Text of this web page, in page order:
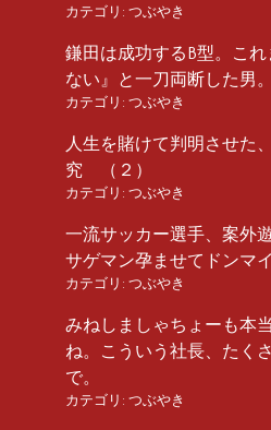
カテゴリ: つぶやき
鎌田は成功するB型。こ
ない』と一刀両断した男。
カテゴリ: つぶやき
人生を賭けて判明させた
究 （２）
カテゴリ: つぶやき
一流サッカー選手、案外
サゲマン孕ませてドンマ
カテゴリ: つぶやき
みねしましゃちょーも本
ね。こういう社長、たく
で。
カテゴリ: つぶやき